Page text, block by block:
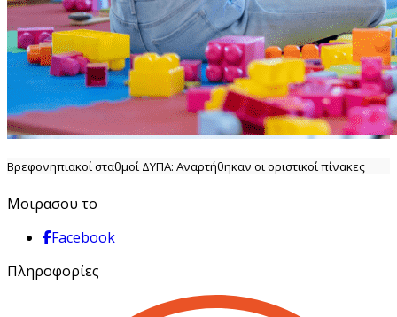
Βρεφονηπιακοί σταθμοί ΔΥΠΑ: Αναρτήθηκαν οι οριστικοί πίνακες
Μοιρασου το
Facebook
Πληροφορίες